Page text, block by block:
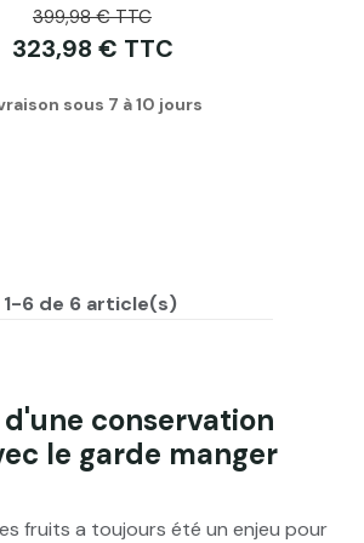
399,98 € TTC
323,98 € TTC
sous 7 à 10 jours
6 de 6 article(s)
conservation
le garde manger
fruits a toujours été un enjeu pour